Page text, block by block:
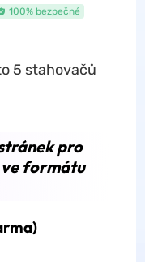
100% bezpečné
5 stahovačů
pro
formátu